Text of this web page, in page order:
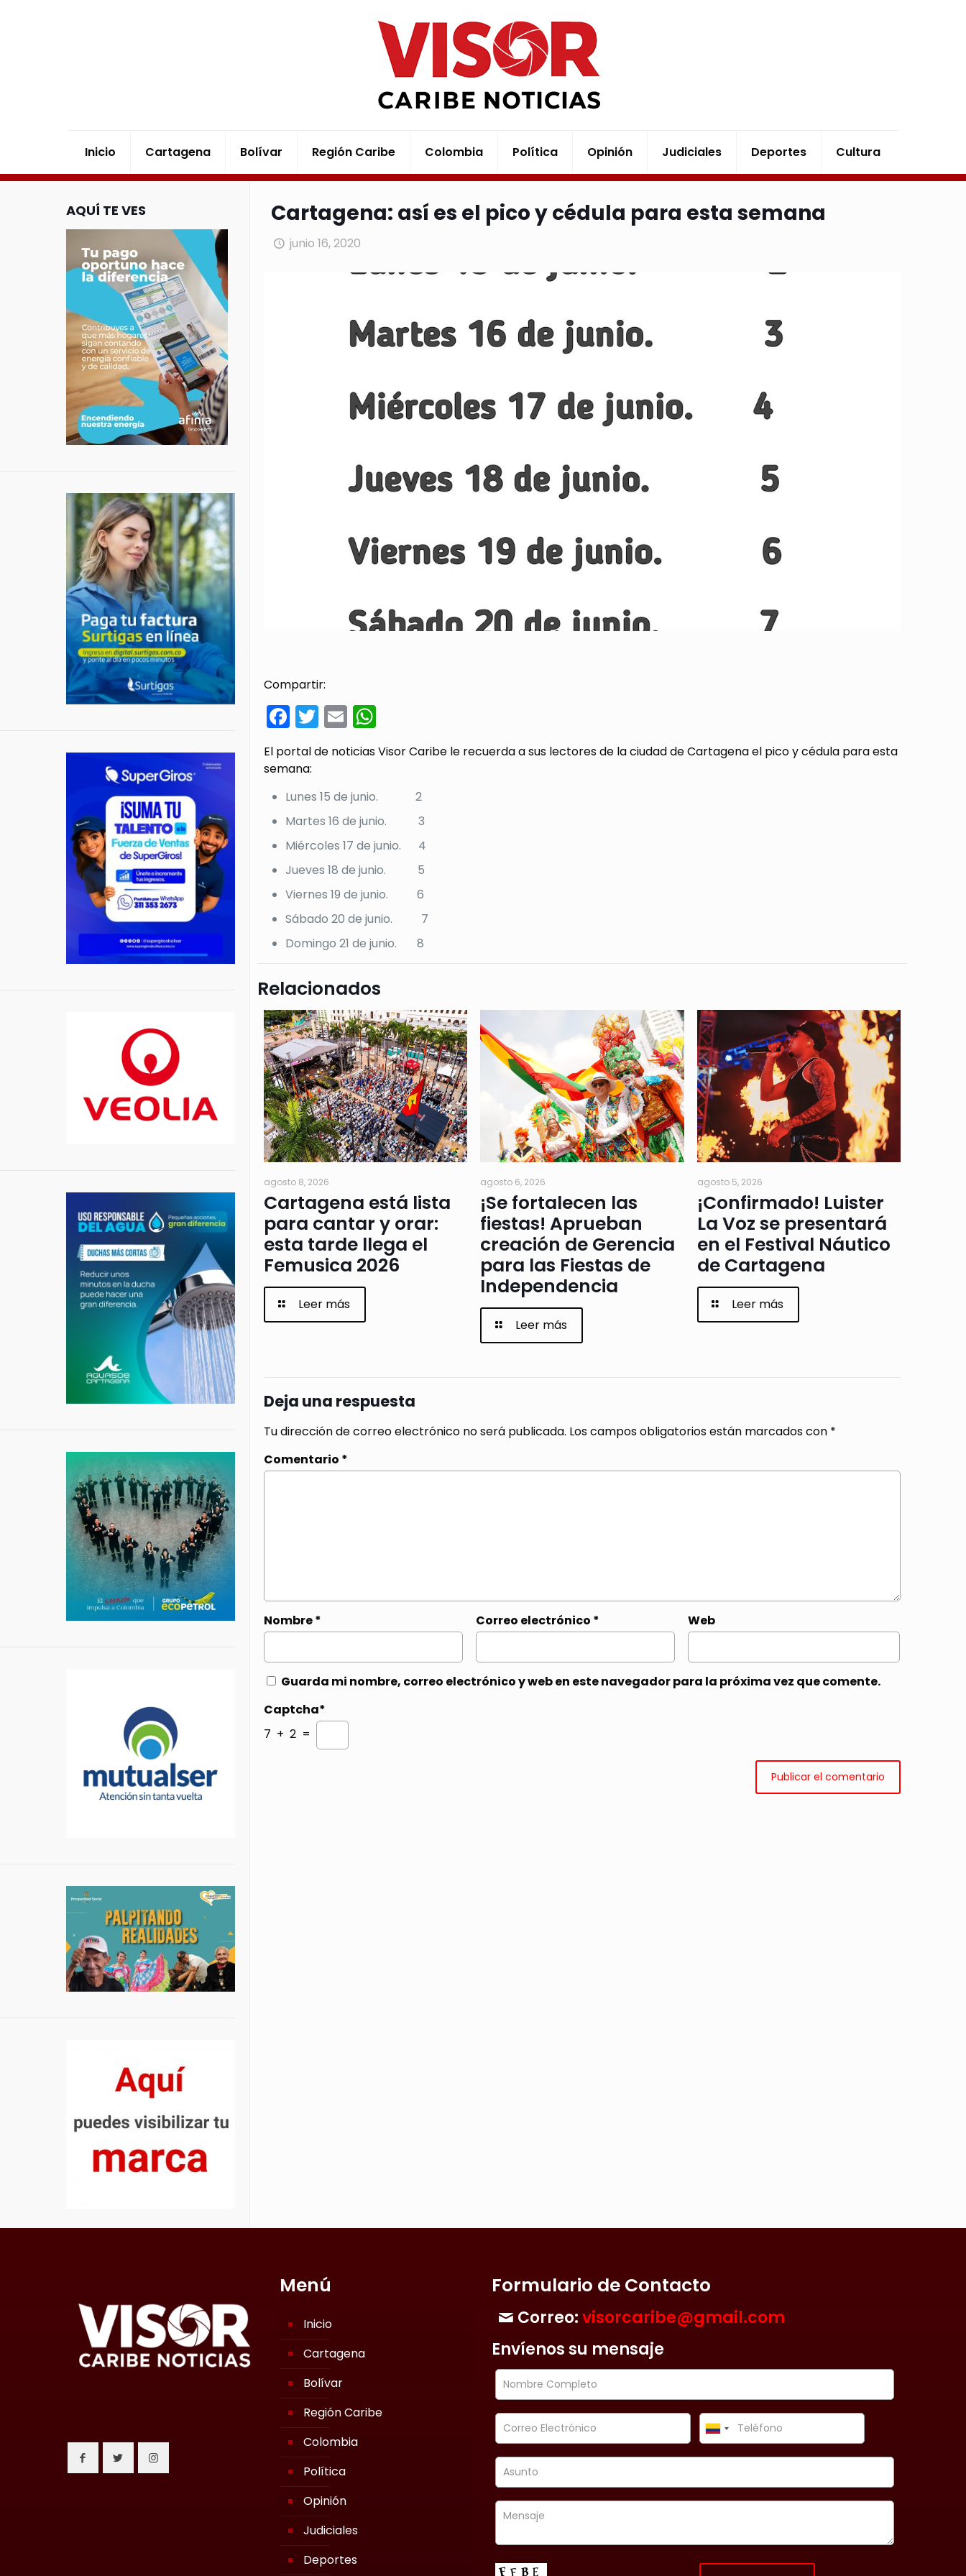
Inicio Cartagena Bolívar Región Caribe Colombia Política Opinión Judiciales Deportes Cultura
Cartagena: así es el pico y cédula para esta semana
junio 16, 2020
Compartir:
Facebook
Twitter
Email
El portal de noticias Visor Caribe le recuerda a sus lectores de la ciudad de Cartagena el pico y cédula para esta
semana:
Lunes 15 de junio. 2
Martes 16 de junio. 3
Miércoles 17 de junio. 4
Jueves 18 de junio. 5
Viernes 19 de junio. 6
Sábado 20 de junio. 7
Domingo 21 de junio. 8
Relacionados
agosto 8, 2026
Cartagena está lista
para cantar y orar:
esta tarde llega el
Femusica 2026
Leer más
agosto 6, 2026
¡Se fortalecen las
fiestas! Aprueban
creación de Gerencia
para las Fiestas de
Independencia
Leer más
agosto 5, 2026
¡Confirmado! Luister
La Voz se presentará
en el Festival Náutico
de Cartagena
Leer más
Deja una respuesta
Tu dirección de correo electrónico no será publicada. Los campos obligatorios están marcados con *
Comentario *
Nombre* Correo electrónico * Web
Guarda mi nombre, correo electrónico y web en este navegador para la próxima vez que comente.
Captcha*
7 + 2 =
AQUÍ TE VES
Menú
Inicio
Cartagena
Bolívar
Región Caribe
Colombia
Política
Opinión
Judiciales
Deportes
Formulario de Contacto
Correo:visorcaribe@gmail.com
Envíenos su mensaje